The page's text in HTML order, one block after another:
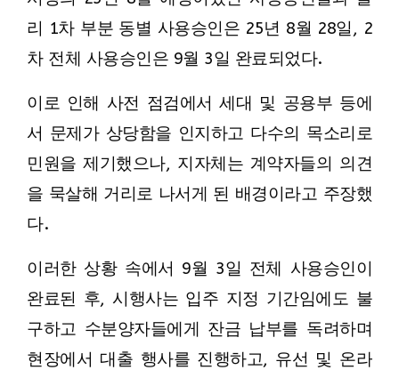
리 1차 부분 동별 사용승인은 25년 8월 28일, 2
차 전체 사용승인은 9월 3일 완료되었다.
이로 인해 사전 점검에서 세대 및 공용부 등에
서 문제가 상당함을 인지하고 다수의 목소리로
민원을 제기했으나, 지자체는 계약자들의 의견
을 묵살해 거리로 나서게 된 배경이라고 주장했
다.
이러한 상황 속에서 9월 3일 전체 사용승인이
완료된 후, 시행사는 입주 지정 기간임에도 불
구하고 수분양자들에게 잔금 납부를 독려하며
현장에서 대출 행사를 진행하고, 유선 및 온라